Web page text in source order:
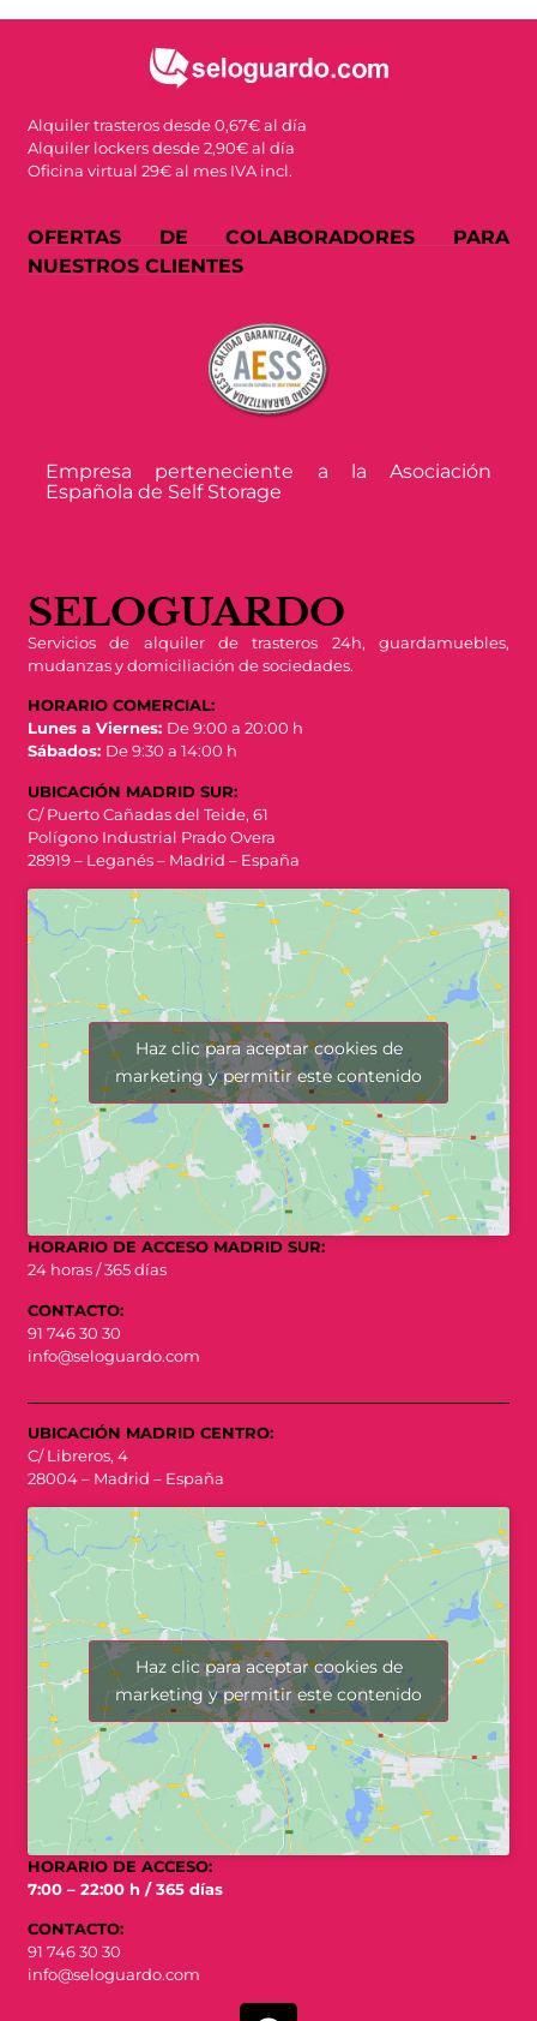
Alquiler trasteros desde 0,67€ al día
Alquiler lockers desde 2,90€ al día
Oficina virtual 29€ al mes IVA incl.
OFERTAS DE COLABORADORES PARA
NUESTROS CLIENTES
Empresa perteneciente a la Asociación
Española de Self Storage
SELOGUARDO
Servicios de alquiler de trasteros 24h, guardamuebles,
mudanzas y domiciliación de sociedades.
HORARIO COMERCIAL:
Lunes a Viernes: De 9:00 a 20:00 h
Sábados: De 9:30 a 14:00 h
UBICACIÓN MADRID SUR:
C/ Puerto Cañadas del Teide, 61
Polígono Industrial Prado Overa
28919 – Leganés – Madrid – España
Haz clic para aceptar cookies de
marketing y permitir este contenido
HORARIO DE ACCESO MADRID SUR:
24 horas / 365 días
CONTACTO:
91 746 30 30
info@seloguardo.com
UBICACIÓN MADRID CENTRO:
C/ Libreros, 4
28004 – Madrid – España
Haz clic para aceptar cookies de
marketing y permitir este contenido
HORARIO DE ACCESO:
7:00 – 22:00 h / 365 días
CONTACTO:
91 746 30 30
info@seloguardo.com